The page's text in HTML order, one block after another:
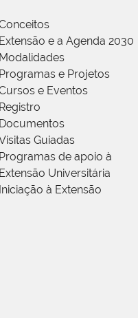
Extensão e a Agenda 2030
Modalidades
Programas e Projetos
e Eventos
Registro
Documentos
Guiadas
Programas de apoio à
Extensão Universitária
Iniciação à Extensão